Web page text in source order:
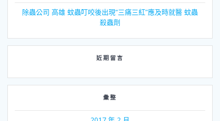
除蟲公司 高雄 蚊蟲叮咬後出現“三痛三紅”應及時就醫 蚊蟲
殺蟲劑
近期留言
彙整